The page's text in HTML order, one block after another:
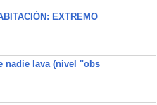
EXTREMO
nadie lava (nivel "obs